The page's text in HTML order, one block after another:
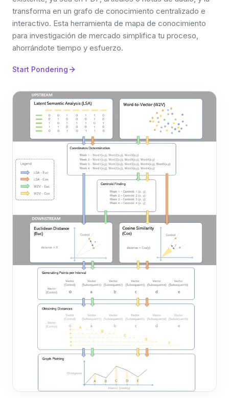
transforma en un grafo de conocimiento centralizado e
interactivo. Esta herramienta de mapa de conocimiento
para investigación de mercado simplifica tu proceso,
ahorrándote tiempo y esfuerzo.
Start Pondering